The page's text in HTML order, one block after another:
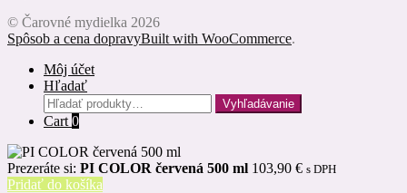
© Čarovné mydielka 2026
Spôsob a cena dopravyBuilt with WooCommerce.
Môj účet
Hľadať
Hľadať:
Vyhľadávanie
Cart 0
Prezeráte si: PI COLOR červená 500 ml 103,90 € s DPH
Pridať do košíka